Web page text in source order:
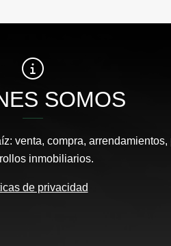
SOMOS
venta, compra,
inmobiliarios.
de privacidad